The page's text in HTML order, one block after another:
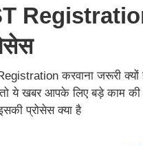
Registration
करवाना जरूरी
ये खबर आपके लिए बड़े काम
प्रोसेस क्या है